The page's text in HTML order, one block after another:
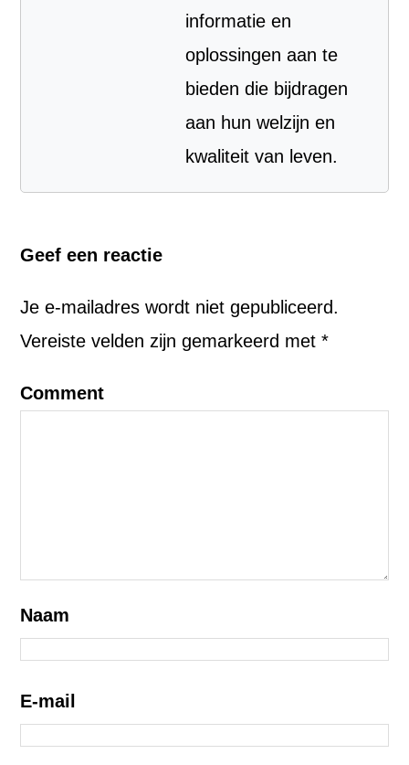
informatie en
oplossingen aan te
bieden die bijdragen
aan hun welzijn en
kwaliteit van leven.
Geef een reactie
Je e-mailadres wordt niet gepubliceerd.
Vereiste velden zijn gemarkeerd met*
Comment
Naam
E-mail